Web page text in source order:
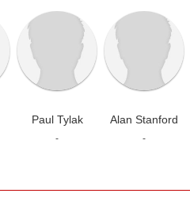
Paul Tylak
-
Alan Stanford
-